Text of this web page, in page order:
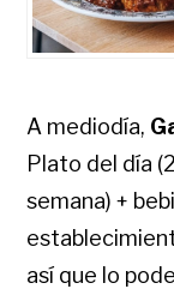
A mediodía,
Plato del día
semana) +
así que lo